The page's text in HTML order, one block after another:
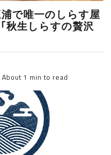
浦で唯一のしらす屋
秋生しらすの贅沢
About 1 min to read